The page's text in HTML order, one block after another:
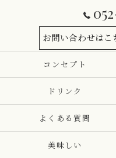
お問い合わせはこ
コンセプト
ドリンク
よくある質問
美味しい